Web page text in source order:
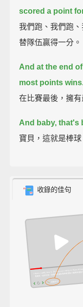
scored a point
我們跑、我們跑
替隊伍贏得一分。
And at the end
most points
在比賽最後，擁
And baby, that's
寶貝，這就是棒球
收錄的佳句